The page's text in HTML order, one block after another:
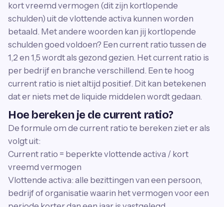
kort vreemd vermogen (dit zijn kortlopende
schulden) uit de vlottende activa kunnen worden
betaald. Met andere woorden kan jij kortlopende
schulden goed voldoen? Een current ratio tussen de
1,2 en 1,5 wordt als gezond gezien. Het current ratio is
per bedrijf en branche verschillend. Een te hoog
current ratio is niet altijd positief. Dit kan betekenen
dat er niets met de liquide middelen wordt gedaan.
Hoe bereken je de current ratio?
De formule om de current ratio te bereken ziet er als
volgt uit:
Current ratio = beperkte vlottende activa / kort
vreemd vermogen
Vlottende activa: alle bezittingen van een persoon,
bedrijf of organisatie waarin het vermogen voor een